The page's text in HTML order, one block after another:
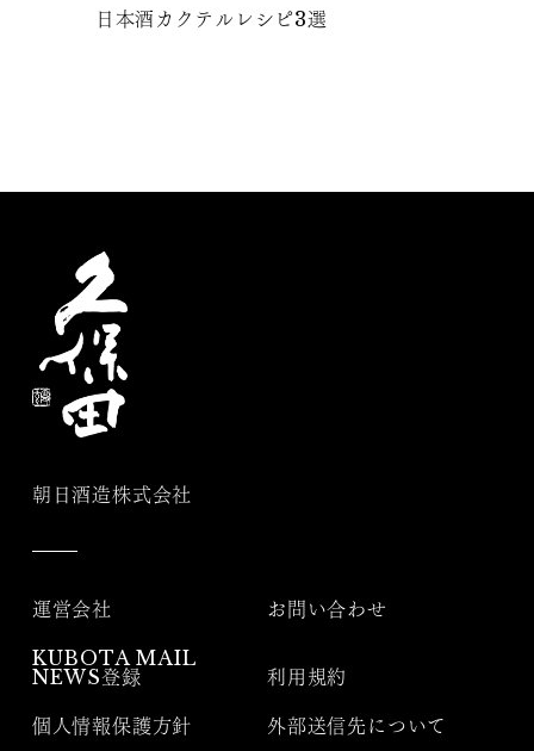
日本酒カクテルレシピ3選
朝日酒造株式会社
運営会社 お問い合わせ
KUBOTA MAIL
NEWS登録
利用規約
個人情報保護方針 外部送信先について